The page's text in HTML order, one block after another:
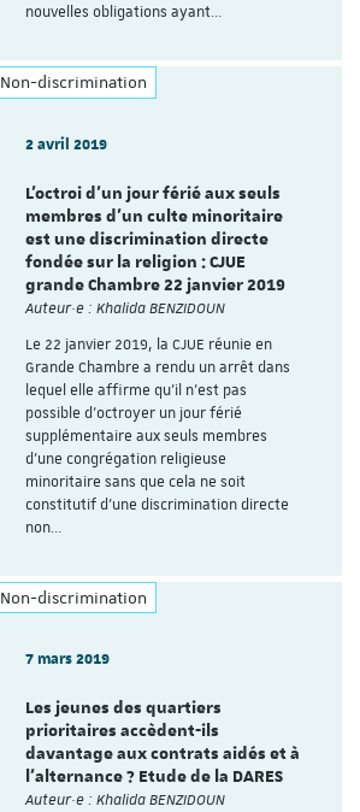
nouvelles obligations ayant…
Non-discrimination
2 avril 2019
L’octroi d’un jour férié aux seuls
membres d’un culte minoritaire
est une discrimination directe
fondée sur la religion : CJUE
grande Chambre 22 janvier 2019
Auteur·e : Khalida BENZIDOUN
Le 22 janvier 2019, la CJUE réunie en
Grande Chambre a rendu un arrêt dans
lequel elle affirme qu’il n’est pas
possible d’octroyer un jour férié
supplémentaire aux seuls membres
d’une congrégation religieuse
minoritaire sans que cela ne soit
constitutif d’une discrimination directe
non…
Non-discrimination
7 mars 2019
Les jeunes des quartiers
prioritaires accèdent-ils
davantage aux contrats aidés et à
l’alternance ? Etude de la DARES
Auteur·e : Khalida BENZIDOUN